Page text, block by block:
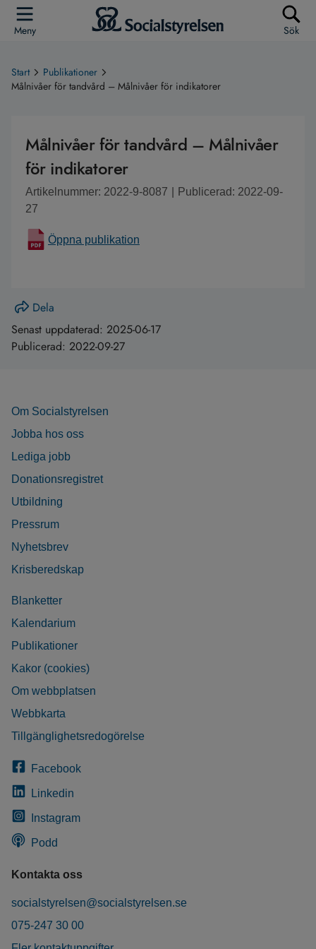
Meny Sök
Start
Publikationer
Målnivåer för tandvård – Målnivåer för indikatorer
Målnivåer för tandvård – Målnivåer
för indikatorer
Artikelnummer: 2022-9-8087
Publicerad: 2022-09-
27
Öppna publikation
Dela
Senast uppdaterad: 2025-06-17
Publicerad: 2022-09-27
Om Socialstyrelsen
Jobba hos oss
Lediga jobb
Donationsregistret
Utbildning
Pressrum
Nyhetsbrev
Krisberedskap
Blanketter
Kalendarium
Publikationer
Kakor (cookies)
Om webbplatsen
Webbkarta
Tillgänglighetsredogörelse
Facebook
Linkedin
Instagram
Podd
Kontakta oss
socialstyrelsen@socialstyrelsen.se
075-247 30 00